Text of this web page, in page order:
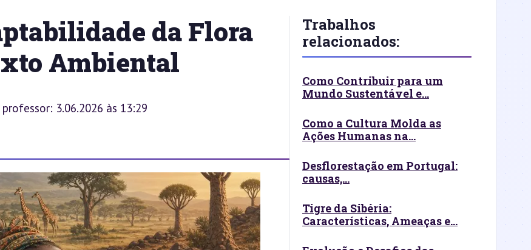
da Flora
Ambiental
3.06.2026 às 13:29
Trabalhos
relacionados:
Como Contribuir para um
Mundo Sustentável e...
Como a Cultura Molda as
Ações Humanas na...
Desflorestação em Portugal:
causas,...
Tigre da Sibéria:
Características, Ameaças e...